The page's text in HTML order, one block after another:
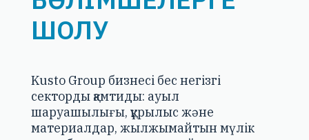
ШОЛУ
Kusto Group бизнесі бес негізгі
секторды қамтиды: ауыл
шаруашылығы, құрылыс және
материалдар, жылжымайтын мүлік